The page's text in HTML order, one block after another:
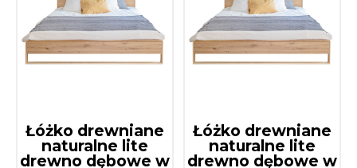
Łóżko drewniane
naturalne lite
drewno dębowe w
Łóżko drewniane
naturalne lite
drewno dębowe w